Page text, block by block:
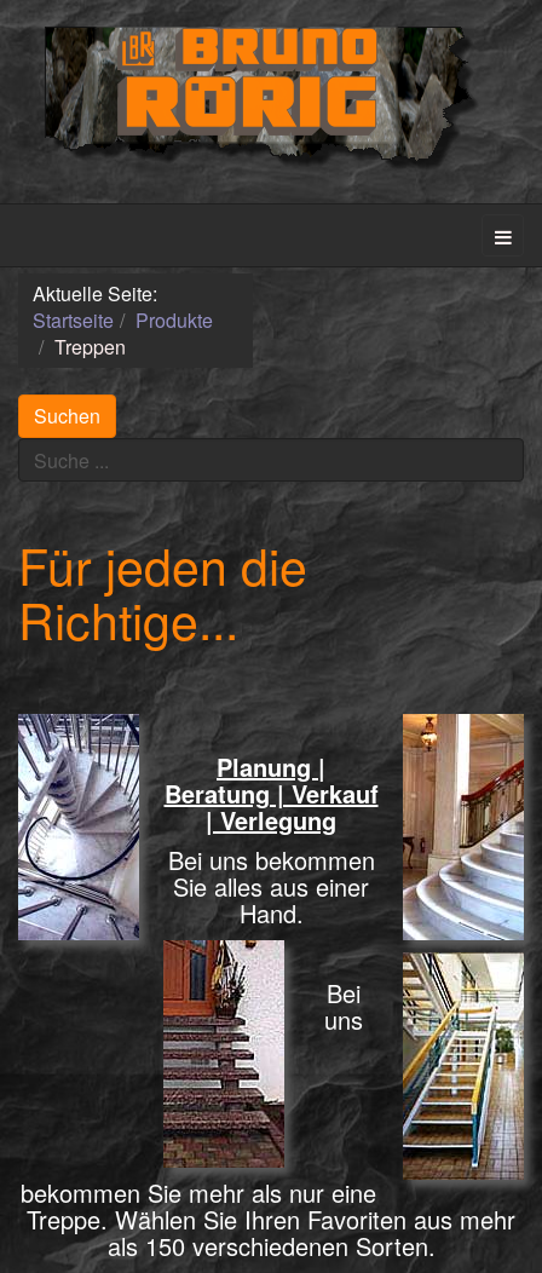
Aktuelle Seite:
Startseite
Produkte
Treppen
Suchen Suchen
Für jeden die
Richtige...
Planung |
Beratung | Verkauf
| Verlegung
Bei uns bekommen
Sie alles aus einer
Hand.
Bei
uns
bekommen Sie mehr als nur eine
Treppe. Wählen Sie Ihren Favoriten aus mehr
als 150 verschiedenen Sorten.